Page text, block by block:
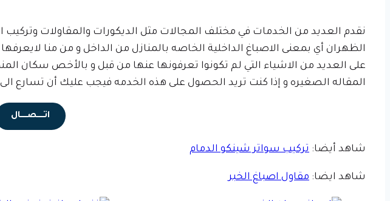
نقدم العديد من الخدمات في مختلف المجالات مثل الديكورات والمقاولات
الظهران أي بمعنى الاصباغ الداخلية الخاصه بالمنازل من الداخل و من منا
على العديد من الاشياء التي لم تكونوا تعرفونها عنها من قبل و بالأخص سكان
المقاله الصغيره و إذا كنت تريد الحصول على هذه الخدمه فيجب عليك أن تسارع الى
اتـــــصـــــال
شاهد أيضا: تركيب سواتر شينكو الدمام
شاهد ايضا: مقاول اصباغ الخبر